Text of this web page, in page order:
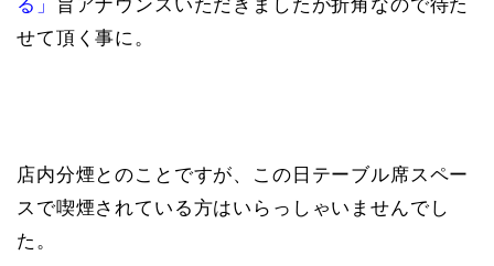
る」
旨アナウンスいただきましたが折角なので待た
せて頂く事に。
店内分煙とのことですが、この日テーブル席スペー
スで喫煙されている方はいらっしゃいませんでし
た。